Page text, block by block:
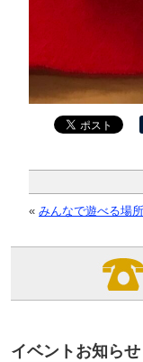
« みんなで遊べる場
イベントお知らせ